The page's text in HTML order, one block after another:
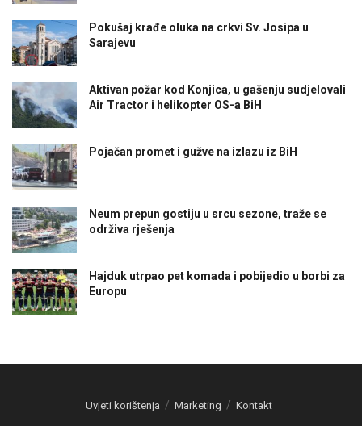
Pokušaj krađe oluka na crkvi Sv. Josipa u
Sarajevu
Aktivan požar kod Konjica, u gašenju sudjelovali
Air Tractor i helikopter OS-a BiH
Pojačan promet i gužve na izlazu iz BiH
Neum prepun gostiju u srcu sezone, traže se
održiva rješenja
Hajduk utrpao pet komada i pobijedio u borbi za
Europu
Uvjeti korištenja Marketing Kontakt